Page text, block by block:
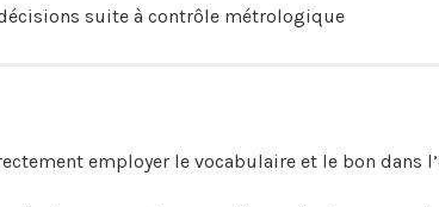
suite à contrôle métrologique
employer le vocabulaire et le bon dans